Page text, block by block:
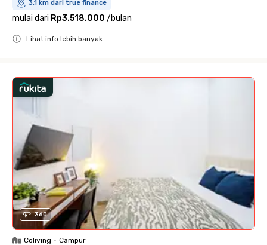
3.1 km dari true finance
mulai dari Rp3.518.000 /bulan
Lihat info lebih banyak
360
Coliving • Campur